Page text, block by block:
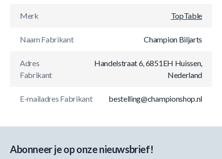
Merk TopTable
Naam Fabrikant Champion Biljarts
Adres
Fabrikant
Handelstraat 6, 6851EH Huissen,
Nederland
E-mailadres Fabrikant bestelling@championshop.nl
Abonneer je op onze nieuwsbrief!